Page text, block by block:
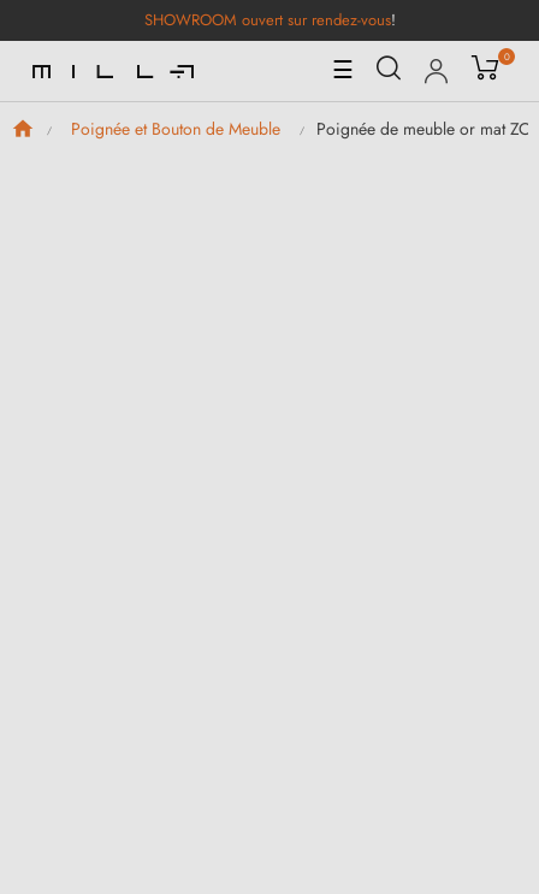
SHOWROOM ouvert sur rendez-vous!
Basculer
la
navigation
☰ 0
Poignée et Bouton de Meuble Poignée de meuble or mat